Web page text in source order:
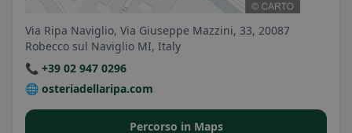
Via Ripa Naviglio, Via Giuseppe Mazzini, 33, 20087
Robecco sul Naviglio MI, Italy
📞 +39 02 947 0296
🌐 osteriadellaripa.com
Percorso in Maps